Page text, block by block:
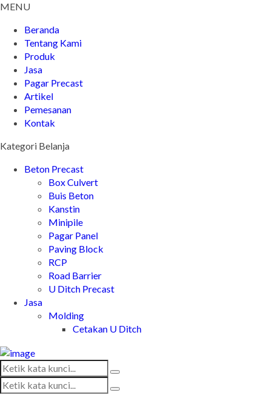
MENU
Beranda
Tentang Kami
Produk
Jasa
Pagar Precast
Artikel
Pemesanan
Kontak
Kategori Belanja
Beton Precast
Box Culvert
Buis Beton
Kanstin
Minipile
Pagar Panel
Paving Block
RCP
Road Barrier
U Ditch Precast
Jasa
Molding
Cetakan U Ditch